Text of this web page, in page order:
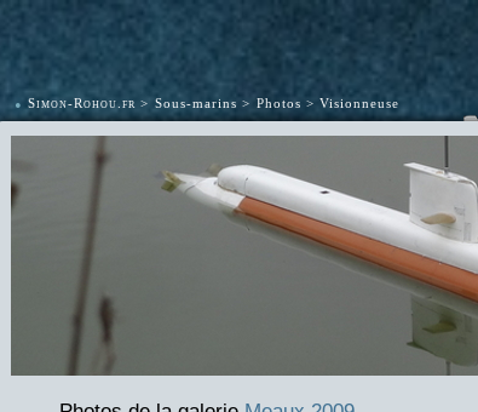
• Simon-Rohou.fr Sous-marins Photos Visionneuse